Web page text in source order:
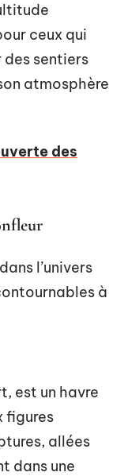
ceux qui
des sentiers
atmosphère
des
l’univers
à
est un havre
figures
allées
dans une